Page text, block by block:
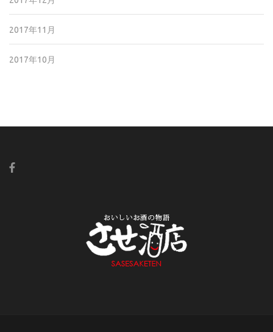
2017年11月
2017年10月